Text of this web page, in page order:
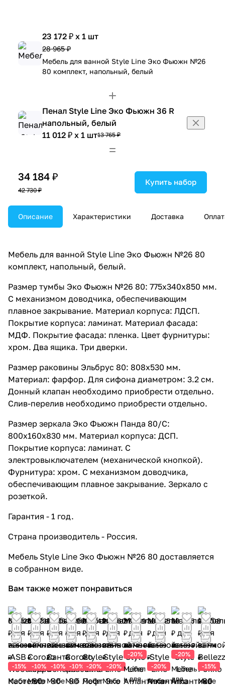
23 172 ₽ x 1 шт
28 965 ₽
Мебель для ванной Style Line Эко Фьюжн №26
80 комплект, напольный, белый
Пенал Style Line Эко Фьюжн 36 R
напольный, белый
11 012 ₽ x 1 шт13 765 ₽
34 184 ₽
42 730 ₽
Купить набор
Описание Характеристики Доставка
Мебель для ванной Style Line Эко Фьюжн №26 80
комплект, напольный, белый.
Размер тумбы Эко Фьюжн №26 80: 775x340x850 мм.
С механизмом доводчика, обеспечивающим
плавное закрывание. Материал корпуса: ЛДСП.
Покрытие корпуса: ламинат. Материал фасада:
МДФ. Покрытие фасада: пленка. Цвет фурнитуры:
хром. Два ящика. Три дверки.
Размер раковины Эльбрус 80: 808x530 мм.
Материал: фарфор. Для сифона диаметром: 3.2 см.
Донный клапан необходимо приобрести отдельно.
Слив-перелив необходимо приобрести отдельно.
Размер зеркала Эко Фьюжн Панда 80/С:
800x160x830 мм. Материал корпуса: ДСП.
Покрытие корпуса: ламинат. С
электровыключателем (механической кнопкой).
Фурнитура: хром. С механизмом доводчика,
обеспечивающим плавное закрывание. Зеркало с
розеткой.
Гарантия - 1 год.
Страна производитель - Россия.
Мебель Style Line Эко Фьюжн №26 80 доставляется
в собранном виде.
Вам также может понравиться
65 025
₽
76 500
₽
-15%
Мебе
40 236
₽
44 707
₽
-10%
Мебе
26 382
₽
29 313
₽
-10%
Мебе
42 969
₽
47 743
₽
-10%
Меб
30 242
₽
37 803
₽
-20%
Мебе
22 060
₽
27 575
₽
-20%
Мебе
37 399
₽
46 749 ₽
-20%
Мебел
ь для
38 855
₽
48 569
₽
-20%
Мебел
38 855
₽
48 569 ₽
-20%
Мебель
для
28 708
₽
33 774
₽
-15%
Мебе